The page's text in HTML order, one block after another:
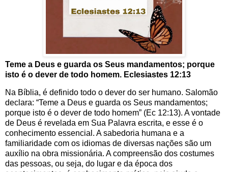
Teme a Deus e guarda os Seus mandamentos; porque
isto é o dever de todo homem. Eclesiastes 12:13
Na Bíblia, é definido todo o dever do ser humano. Salomão
declara: “Teme a Deus e guarda os Seus mandamentos;
porque isto é o dever de todo homem” (Ec 12:13). A vontade
de Deus é revelada em Sua Palavra escrita, e esse é o
conhecimento essencial. A sabedoria humana e a
familiaridade com os idiomas de diversas nações são um
auxílio na obra missionária. A compreensão dos costumes
das pessoas, ou seja, do lugar e da época dos